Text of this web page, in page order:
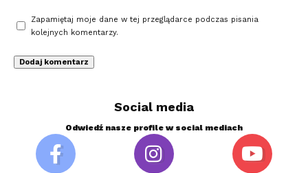
Zapamiętaj moje dane w tej przeglądarce podczas pisania
kolejnych komentarzy.
Social media
Odwiedź nasze profile w social mediach